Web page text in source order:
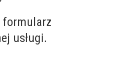
formularz
usługi.